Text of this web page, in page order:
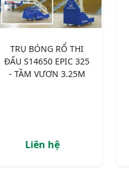
TRỤ BÓNG RỔ THI
ĐẤU S14650 EPIC 325
- TẦM VƯƠN 3.25M
Liên hệ